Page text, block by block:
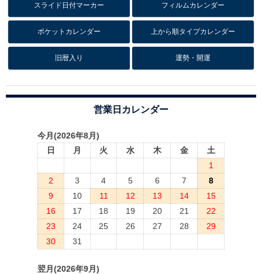
スライド日付マーカー フィルムカレンダー
ポケットカレンダー 上から順タイプカレンダー
旧暦入り 運勢・開運
営業日カレンダー
今月(2026年8月)
日
月 火 水 木 金
土
1
2
3 4 5 6 7
8
9
10 11 12 13 14
15
16
17 18 19 20 21
22
23
24 25 26 27 28
29
30
31
翌月(2026年9月)